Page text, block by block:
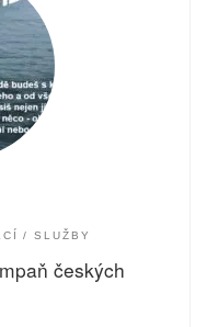
SLUŽBY
českých